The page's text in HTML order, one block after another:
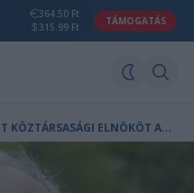
364.50 Ft
315.99 Ft
TÁMOGATÁS
H
ÁROM JELÖLTBŐL VÁLASZT KÖZTÁRSASÁGI ELNÖKÖT A PARLAMENT KEDDEN